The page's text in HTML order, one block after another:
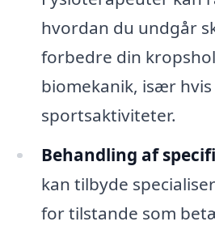
hvordan du undgår
forbedre din
biomekanik, især
sportsaktiviteter.
Behandling af
kan tilbyde
for tilstande som